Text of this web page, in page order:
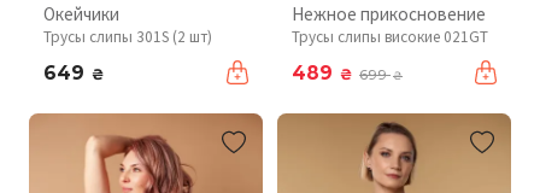
Окейчики
Трусы слипы 301S (2 шт)
649 ₴
Нежное прикосновение
Трусы слипы високие 021GT
489 ₴ 699₴